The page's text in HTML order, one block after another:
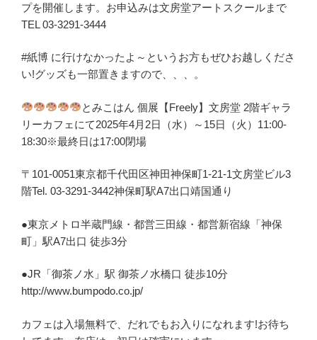
プを開催します。お申込みは文房堂アートスクールまで
TEL 03-3291-3444
#紙博 に行けなかったよ～というお方もぜひお越しくださ
い!グッズも一部置きますので、、、。
とみこはん 個展【Freely】文房堂 2階ギャラ
リーカフェにて2025年4月2日（水）～15日（火）11:00-
18:30※最終日は17:00閉場
〒101-0051東京都千代田区神田神保町1-21-1文房堂ビル3
階Tel. 03-3291-3442神保町駅A7出口靖国通り
●東京メトロ半蔵門線・都営三田線・都営新宿線「神保
町」駅A7出口 徒歩3分
●JR「御茶ノ水」駅 御茶ノ水橋口 徒歩10分
http://www.bumpodo.co.jp/
カフェは入場無料で、だれでもお入りになれます!お待ち